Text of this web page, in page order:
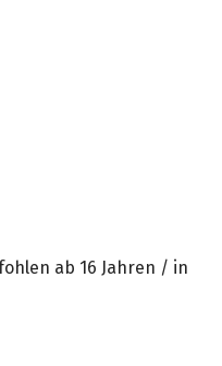
ab 16 Jahren / in